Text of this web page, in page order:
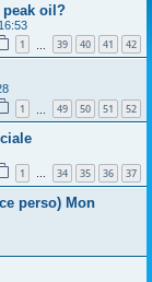
peak oil?
1 39 40 41 42
1 49 50 51 52
1 … 34 35 36 37
perso) Mon